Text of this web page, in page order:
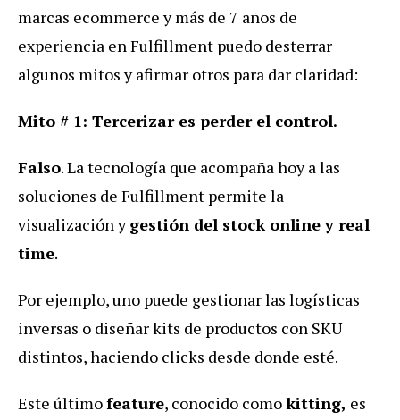
marcas ecommerce y más de 7 años de
experiencia en Fulfillment puedo desterrar
algunos mitos y afirmar otros para dar claridad:
Mito # 1: Tercerizar es perder el control.
Falso. La tecnología que acompaña hoy a las
soluciones de Fulfillment permite la
visualización ygestión del stock online y real
time.
Por ejemplo, uno puede gestionar las logísticas
inversas o diseñar kits de productos con SKU
distintos, haciendo clicks desde donde esté.
Este últimofeature, conocido comokitting, es